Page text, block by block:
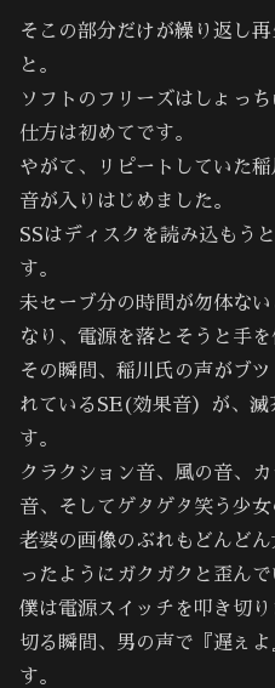
そこの部分だけが繰り返し
と。
ソフトのフリーズはしょっ
仕方は初めてです。
やがて、リピートしていた
音が入りはじめました。
SSはディスクを読み込もう
す。
未セーブ分の時間が勿体な
なり、電源を落とそうと手を
その瞬間、稲川氏の声がブ
れているSE(効果音）が、
す。
クラクション音、風の音、
音、そしてゲタゲタ笑う少女
老婆の画像のぶれもどんど
ったようにガクガクと歪んで
僕は電源スイッチを叩き切り
切る瞬間、男の声で『遅ぇ
す。